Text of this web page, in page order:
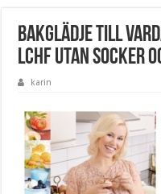
Bakglädje till
LCHF utan socker
karin